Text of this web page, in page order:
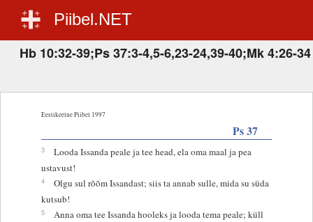
Piibel.NET
Hb 10:32-39;Ps 37:3-4,5-6,23-24,39-40;Mk 4:26-34
Eestikeelne Piibel 1997
Ps 37
3
Looda Issanda peale ja tee head, ela oma maal ja pea
ustavust!
4
Olgu sul rõõm Issandast; siis ta annab sulle, mida su süda
kutsub!
5
Anna oma tee Issanda hooleks ja looda tema peale; küll